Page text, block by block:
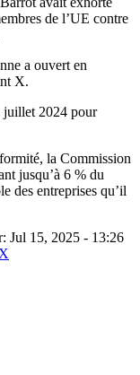
de l’UE contre
a ouvert en
X.
juillet 2024 pour
la Commission
jusqu’à 6 % du
des entreprises qu’il
Jul 15, 2025 - 13:26